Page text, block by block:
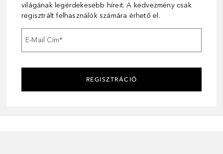
világának legérdekesebb híreit. A kedvezmény csak
regisztrált felhasználók számára érhető el.
E-Mail Cím*
REGISZTRÁCIÓ